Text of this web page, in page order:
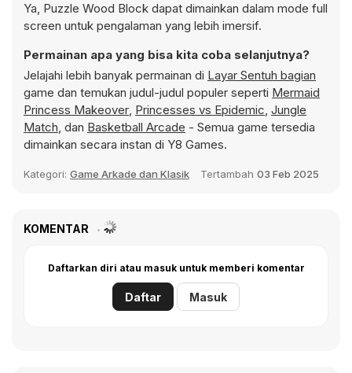
Ya, Puzzle Wood Block dapat dimainkan dalam mode full
screen untuk pengalaman yang lebih imersif.
Permainan apa yang bisa kita coba selanjutnya?
Jelajahi lebih banyak permainan di Layar Sentuh bagian
game dan temukan judul-judul populer seperti Mermaid
Princess Makeover, Princesses vs Epidemic, Jungle
Match, dan Basketball Arcade - Semua game tersedia
dimainkan secara instan di Y8 Games.
Kategori: Game Arkade dan Klasik Tertambah 03 Feb 2025
KOMENTAR
Daftarkan diri atau masuk untuk memberi komentar
Daftar Masuk